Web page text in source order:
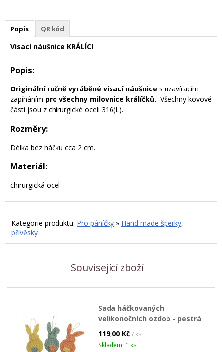
Popis QR kód
Visací náušnice KRÁLÍCI
Popis:
Originální ručně vyráběné visací náušnice s uzavíracím
zapínáním pro všechny milovnice králíčků. Všechny kovové
části jsou z chirurgické oceli 316(L).
Rozměry:
Délka bez háčku cca 2 cm.​
Materiál:
chirurgická ocel
Kategorie produktu: Pro páníčky » Hand made šperky,
přívěsky
Související zboží
Sada háčkovaných
velikonočních ozdob - pestrá
119,00 Kč / ks
Skladem: 1 ks